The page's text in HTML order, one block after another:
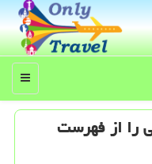
منو
را از فهرست